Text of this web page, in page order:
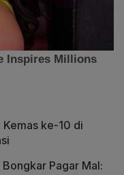
Kemas ke-10 di
Pagar Mal: